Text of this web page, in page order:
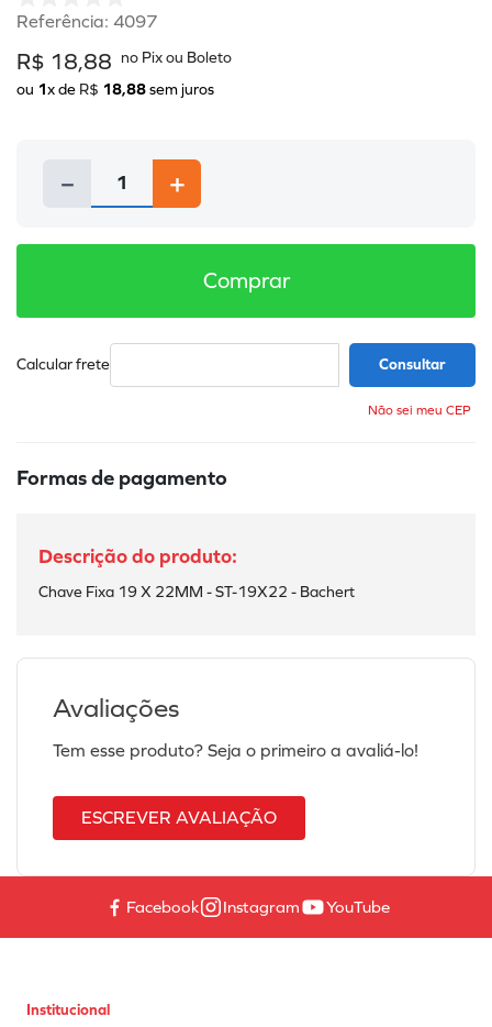
Referência: 4097
R$ 18,88
ou 1x de R$ 18,88sem juros
＋
－
Comprar
Não sei meu CEP
Formas de pagamento
Chave Fixa 19 X 22MM - ST-19X22 - Bachert
Avaliações
Tem esse produto? Seja o primeiro a avaliá-lo!
ESCREVER AVALIAÇÃO
Facebook Instagram YouTube
Institucional